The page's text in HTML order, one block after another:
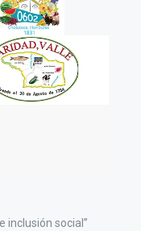
inclusión social”